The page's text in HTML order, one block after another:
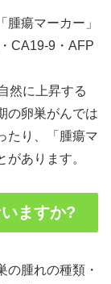
瘍マーカー」
CA19-9・AFP
然に上昇する
の卵巣がんでは
たり、「腫瘍マ
あります。
ますか?
の腫れの種類・